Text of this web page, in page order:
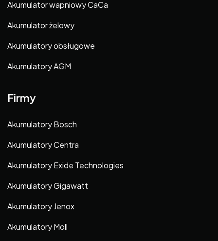
Akumulator wapniowy CaCa
Akumulator żelowy
Akumulatory obsługowe
Akumulatory AGM
Firmy
Akumulatory Bosch
Akumulatory Centra
Akumulatory Exide Technologies
Akumulatory Gigawatt
Akumulatory Jenox
Akumulatory Moll